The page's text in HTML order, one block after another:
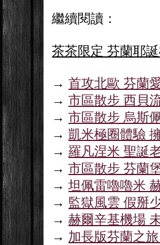
繼續閱讀：
茶茶限定 芬蘭耶
→首攻北歐 芬蘭
→市區散步 西貝
→市區散步 烏斯
→凱米極圈體驗
→羅凡涅米 聖誕
→市區散步 芬蘭
→坦佩雷嚕嚕米
→ 監獄風雲 假掰
→赫爾辛基機場
→ 加長版芬蘭之